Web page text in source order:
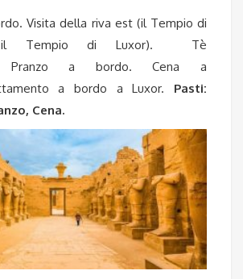
Visita della riva est (il Tempio di
il Tempio di Luxor). Tè
Pranzo a bordo. Cena a
a bordo a Luxor. Pasti:
Cena.